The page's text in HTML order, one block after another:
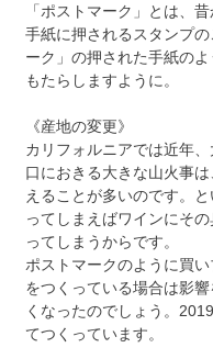
「ポストマーク」とは、
手紙に押されるスタンプ
ーク」の押された手紙の
もたらしますように。
《産地の変更》
カリフォルニアでは近年
口におきる大きな山火事
えることが多いのです。
ってしまえばワインにそ
ってしまうからです。
ポストマークのように買
をつくっている場合は影
くなったのでしょう。
てつくっています。